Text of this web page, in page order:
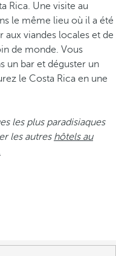
Rica. Une visite au
le même lieu où il a été
viandes locales et de
de monde. Vous
un bar et déguster un
le Costa Rica en une
les plus paradisiaques
les autres hôtels au